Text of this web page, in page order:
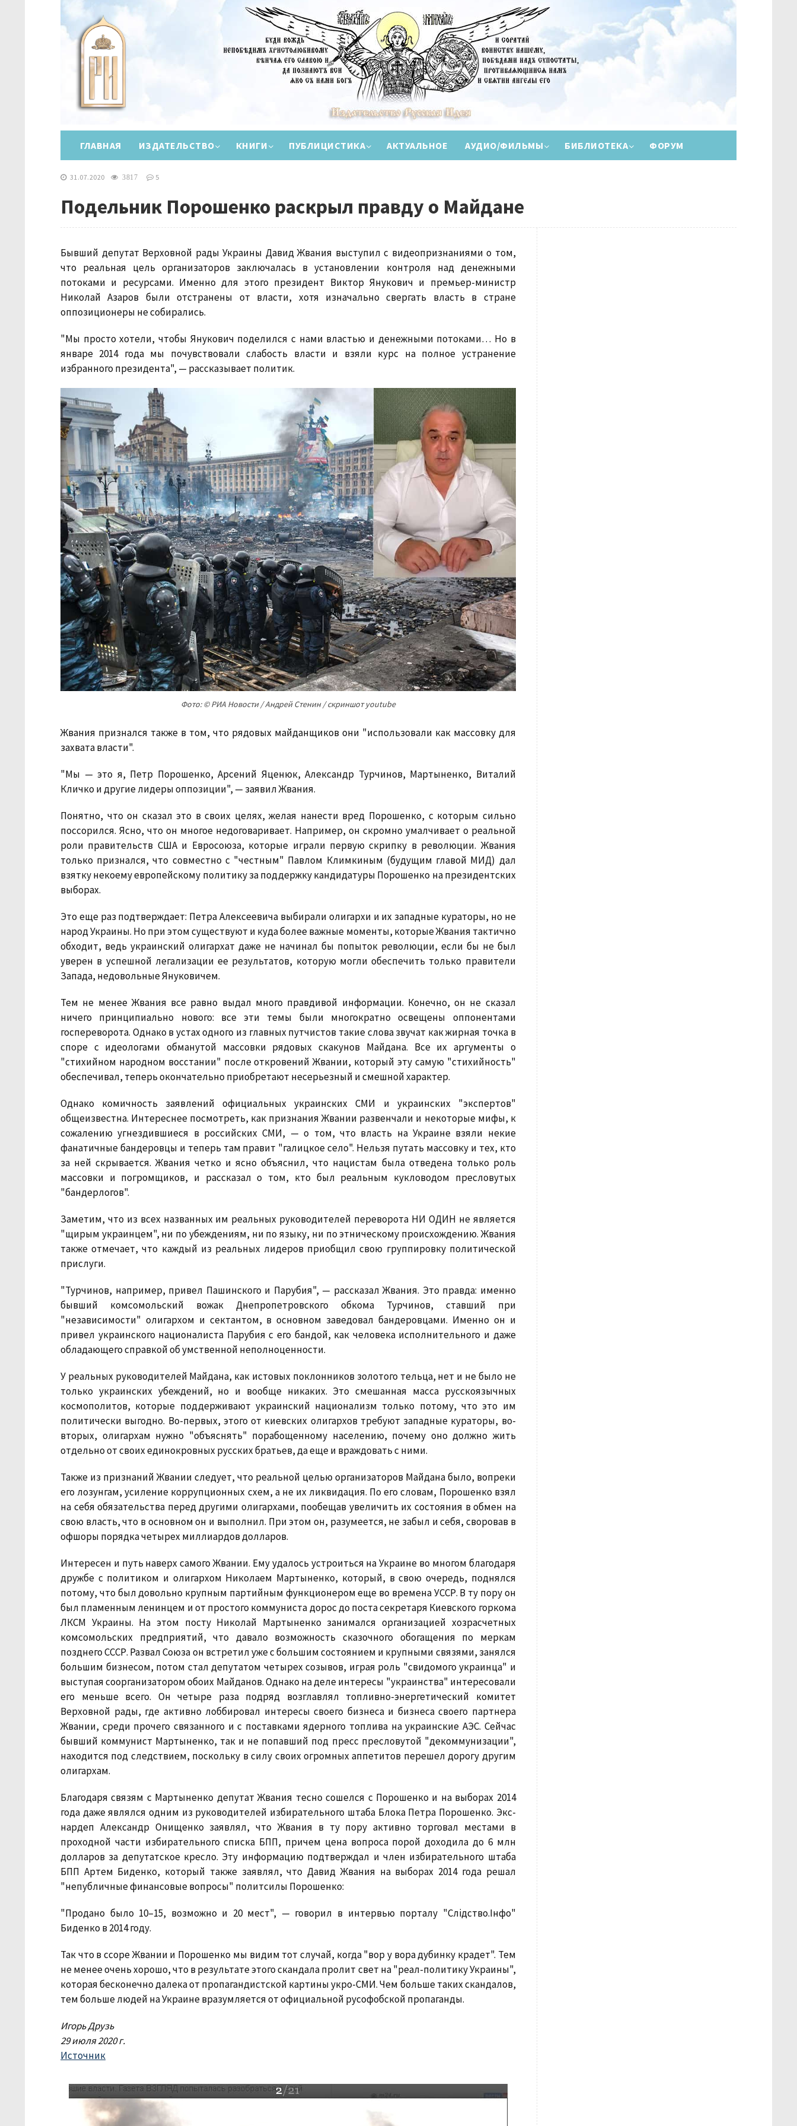
ГЛАВНАЯ ИЗДАТЕЛЬСТВО КНИГИ ПУБЛИЦИСТИКА АКТУАЛЬНОЕ АУДИО/ФИЛЬМЫ БИБЛИОТЕКА ФОРУМ
31.07.2020 3817 5
Подельник Порошенко раскрыл правду о Майдане
Бывший депутат Верховной рады Украины Давид Жвания выступил с видеопризнаниями о том,
что реальная цель организаторов заключалась в установлении контроля над денежными
потоками и ресурсами. Именно для этого президент Виктор Янукович и премьер-министр
Николай Азаров были отстранены от власти, хотя изначально свергать власть в стране
оппозиционеры не собирались.
"Мы просто хотели, чтобы Янукович поделился с нами властью и денежными потоками… Но в
январе 2014 года мы почувствовали слабость власти и взяли курс на полное устранение
избранного президента", — рассказывает политик.
Фото: © РИА Новости / Андрей Стенин / скриншот youtube
Жвания признался также в том, что рядовых майданщиков они "использовали как массовку для
захвата власти".
"Мы — это я, Петр Порошенко, Арсений Яценюк, Александр Турчинов, Мартыненко, Виталий
Кличко и другие лидеры оппозиции", — заявил Жвания.
Понятно, что он сказал это в своих целях, желая нанести вред Порошенко, с которым сильно
поссорился. Ясно, что он многое недоговаривает. Например, он скромно умалчивает о реальной
роли правительств США и Евросоюза, которые играли первую скрипку в революции. Жвания
только признался, что совместно с "честным" Павлом Климкиным (будущим главой МИД) дал
взятку некоему европейскому политику за поддержку кандидатуры Порошенко на президентских
выборах.
Это еще раз подтверждает: Петра Алексеевича выбирали олигархи и их западные кураторы, но не
народ Украины. Но при этом существуют и куда более важные моменты, которые Жвания тактично
обходит, ведь украинский олигархат даже не начинал бы попыток революции, если бы не был
уверен в успешной легализации ее результатов, которую могли обеспечить только правители
Запада, недовольные Януковичем.
Тем не менее Жвания все равно выдал много правдивой информации. Конечно, он не сказал
ничего принципиально нового: все эти темы были многократно освещены оппонентами
госпереворота. Однако в устах одного из главных путчистов такие слова звучат как жирная точка в
споре с идеологами обманутой массовки рядовых скакунов Майдана. Все их аргументы о
"стихийном народном восстании" после откровений Жвании, который эту самую "стихийность"
обеспечивал, теперь окончательно приобретают несерьезный и смешной характер.
Однако комичность заявлений официальных украинских СМИ и украинских "экспертов"
общеизвестна. Интереснее посмотреть, как признания Жвании развенчали и некоторые мифы, к
сожалению угнездившиеся в российских СМИ, — о том, что власть на Украине взяли некие
фанатичные бандеровцы и теперь там правит "галицкое село". Нельзя путать массовку и тех, кто
за ней скрывается. Жвания четко и ясно объяснил, что нацистам была отведена только роль
массовки и погромщиков, и рассказал о том, кто был реальным кукловодом пресловутых
"бандерлогов".
Заметим, что из всех названных им реальных руководителей переворота НИ ОДИН не является
"щирым украинцем", ни по убеждениям, ни по языку, ни по этническому происхождению. Жвания
также отмечает, что каждый из реальных лидеров приобщил свою группировку политической
прислуги.
"Турчинов, например, привел Пашинского и Парубия", — рассказал Жвания. Это правда: именно
бывший комсомольский вожак Днепропетровского обкома Турчинов, ставший при
"независимости" олигархом и сектантом, в основном заведовал бандеровцами. Именно он и
привел украинского националиста Парубия с его бандой, как человека исполнительного и даже
обладающего справкой об умственной неполноценности.
У реальных руководителей Майдана, как истовых поклонников золотого тельца, нет и не было не
только украинских убеждений, но и вообще никаких. Это смешанная масса русскоязычных
космополитов, которые поддерживают украинский национализм только потому, что это им
политически выгодно. Во-первых, этого от киевских олигархов требуют западные кураторы, во-
вторых, олигархам нужно "объяснять" порабощенному населению, почему оно должно жить
отдельно от своих единокровных русских братьев, да еще и враждовать с ними.
Также из признаний Жвании следует, что реальной целью организаторов Майдана было, вопреки
его лозунгам, усиление коррупционных схем, а не их ликвидация. По его словам, Порошенко взял
на себя обязательства перед другими олигархами, пообещав увеличить их состояния в обмен на
свою власть, что в основном он и выполнил. При этом он, разумеется, не забыл и себя, своровав в
офшоры порядка четырех миллиардов долларов.
Интересен и путь наверх самого Жвании. Ему удалось устроиться на Украине во многом благодаря
дружбе с политиком и олигархом Николаем Мартыненко, который, в свою очередь, поднялся
потому, что был довольно крупным партийным функционером еще во времена УССР. В ту пору он
был пламенным ленинцем и от простого коммуниста дорос до поста секретаря Киевского горкома
ЛКСМ Украины. На этом посту Николай Мартыненко занимался организацией хозрасчетных
комсомольских предприятий, что давало возможность сказочного обогащения по меркам
позднего СССР. Развал Союза он встретил уже с большим состоянием и крупными связями, занялся
большим бизнесом, потом стал депутатом четырех созывов, играя роль "свидомого украинца" и
выступая соорганизатором обоих Майданов. Однако на деле интересы "украинства" интересовали
его меньше всего. Он четыре раза подряд возглавлял топливно-энергетический комитет
Верховной рады, где активно лоббировал интересы своего бизнеса и бизнеса своего партнера
Жвании, среди прочего связанного и с поставками ядерного топлива на украинские АЭС. Сейчас
бывший коммунист Мартыненко, так и не попавший под пресс пресловутой "декоммунизации",
находится под следствием, поскольку в силу своих огромных аппетитов перешел дорогу другим
олигархам.
Благодаря связям с Мартыненко депутат Жвания тесно сошелся с Порошенко и на выборах 2014
года даже являлся одним из руководителей избирательного штаба Блока Петра Порошенко. Экс-
нардеп Александр Онищенко заявлял, что Жвания в ту пору активно торговал местами в
проходной части избирательного списка БПП, причем цена вопроса порой доходила до 6 млн
долларов за депутатское кресло. Эту информацию подтверждал и член избирательного штаба
БПП Артем Биденко, который также заявлял, что Давид Жвания на выборах 2014 года решал
"непубличные финансовые вопросы" политсилы Порошенко:
"Продано было 10–15, возможно и 20 мест", — говорил в интервью порталу "Слiдство.Iнфо"
Биденко в 2014 году.
Так что в ссоре Жвании и Порошенко мы видим тот случай, когда "вор у вора дубинку крадет". Тем
не менее очень хорошо, что в результате этого скандала пролит свет на "реал-политику Украины",
которая бесконечно далека от пропагандистской картины укро-СМИ. Чем больше таких скандалов,
тем больше людей на Украине вразумляется от официальной русофобской пропаганды.
Игорь Друзь
29 июля 2020 г.
Источник